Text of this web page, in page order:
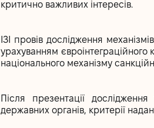
критично важливих інтересів.
ІЗІ провів дослідження
урахуванням
національного механізму
Після презентації
державних органів, критерії